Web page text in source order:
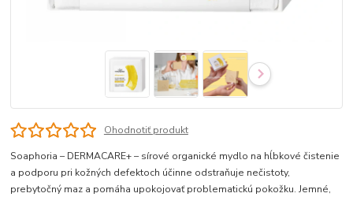
Ohodnotiť produkt
Soaphoria – DERMACARE+ – sírové organické mydlo na hĺbkové čistenie
a podporu pri kožných defektoch účinne odstraňuje nečistoty,
prebytočný maz a pomáha upokojovať problematickú pokožku. Jemné,